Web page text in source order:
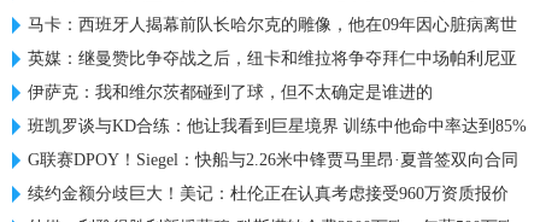
马卡：西班牙人揭幕前队长哈尔克的雕像，他在09年因心脏病离世
英媒：继曼赞比争夺战之后，纽卡和维拉将争夺拜仁中场帕利尼亚
伊萨克：我和维尔茨都碰到了球，但不太确定是谁进的
班凯罗谈与KD合练：他让我看到巨星境界 训练中他命中率达到85%
G联赛DPOY！Siegel：快船与2.26米中锋贾马里昂·夏普签双向合同
续约金额分歧巨大！美记：杜伦正在认真考虑接受960万资质报价